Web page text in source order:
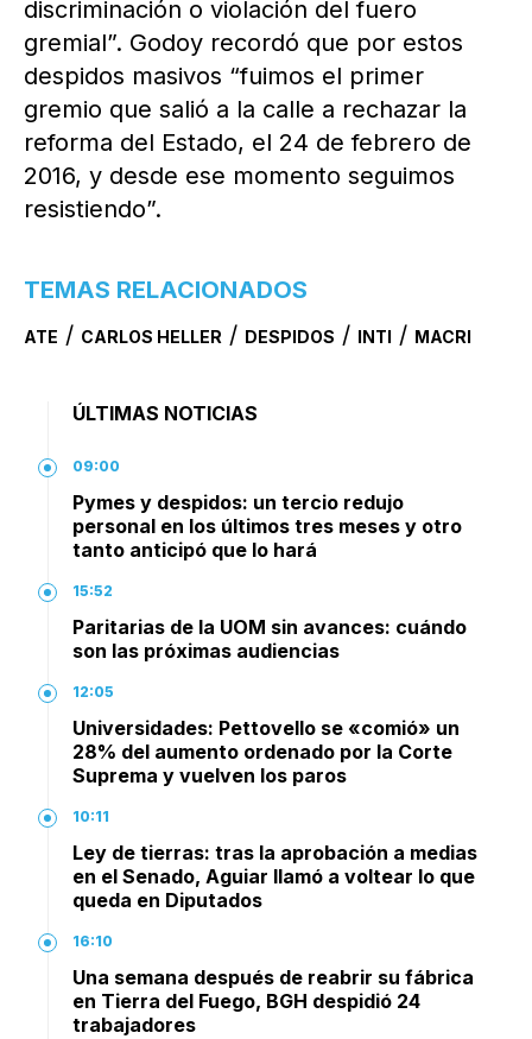
discriminación o violación del fuero
gremial”. Godoy recordó que por estos
despidos masivos “fuimos el primer
gremio que salió a la calle a rechazar la
reforma del Estado, el 24 de febrero de
2016, y desde ese momento seguimos
resistiendo”.
TEMAS RELACIONADOS
ATE / CARLOS HELLER / DESPIDOS / INTI / MACRI
ÚLTIMAS NOTICIAS
09:00
Pymes y despidos: un tercio redujo
personal en los últimos tres meses y otro
tanto anticipó que lo hará
15:52
Paritarias de la UOM sin avances: cuándo
son las próximas audiencias
12:05
Universidades: Pettovello se «comió» un
28% del aumento ordenado por la Corte
Suprema y vuelven los paros
10:11
Ley de tierras: tras la aprobación a medias
en el Senado, Aguiar llamó a voltear lo que
queda en Diputados
16:10
Una semana después de reabrir su fábrica
en Tierra del Fuego, BGH despidió 24
trabajadores